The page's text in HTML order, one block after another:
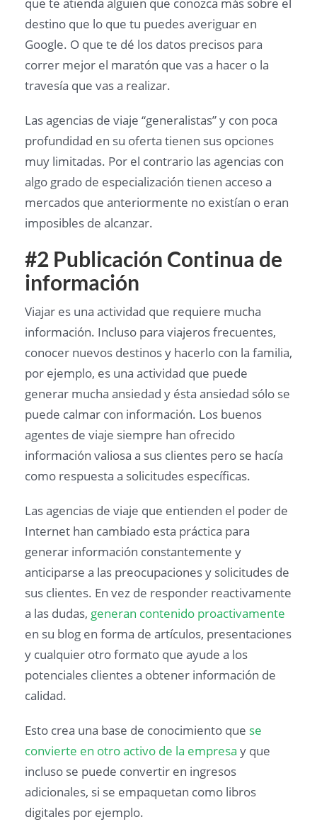
destino que lo que tu puedes averiguar en
Google. O que te dé los datos precisos para
correr mejor el maratón que vas a hacer o la
travesía que vas a realizar.
Las agencias de viaje “generalistas” y con poca
profundidad en su oferta tienen sus opciones
muy limitadas. Por el contrario las agencias con
algo grado de especialización tienen acceso a
mercados que anteriormente no existían o eran
imposibles de alcanzar.
#2 Publicación Continua de
información
Viajar es una actividad que requiere mucha
información. Incluso para viajeros frecuentes,
conocer nuevos destinos y hacerlo con la familia,
por ejemplo, es una actividad que puede
generar mucha ansiedad y ésta ansiedad sólo se
puede calmar con información. Los buenos
agentes de viaje siempre han ofrecido
información valiosa a sus clientes pero se hacía
como respuesta a solicitudes específicas.
Las agencias de viaje que entienden el poder de
Internet han cambiado esta práctica para
generar información constantemente y
anticiparse a las preocupaciones y solicitudes de
sus clientes. En vez de responder reactivamente
a las dudas, generan contenido proactivamente
en su blog en forma de artículos, presentaciones
y cualquier otro formato que ayude a los
potenciales clientes a obtener información de
calidad.
Esto crea una base de conocimiento que se
convierte en otro activo de la empresa y que
incluso se puede convertir en ingresos
adicionales, si se empaquetan como libros
digitales por ejemplo.